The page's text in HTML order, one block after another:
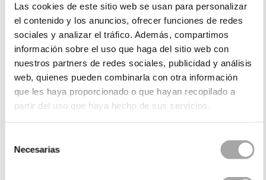
Las cookies de este sitio web se usan para personalizar
el contenido y los anuncios, ofrecer funciones de redes
sociales y analizar el tráfico. Además, compartimos
información sobre el uso que haga del sitio web con
nuestros partners de redes sociales, publicidad y análisis
web, quienes pueden combinarla con otra información
que les haya proporcionado o que hayan recopilado a
partir del uso que haya hecho de sus servicios.
Necesarias
REQUEST AN APPOINTMENT